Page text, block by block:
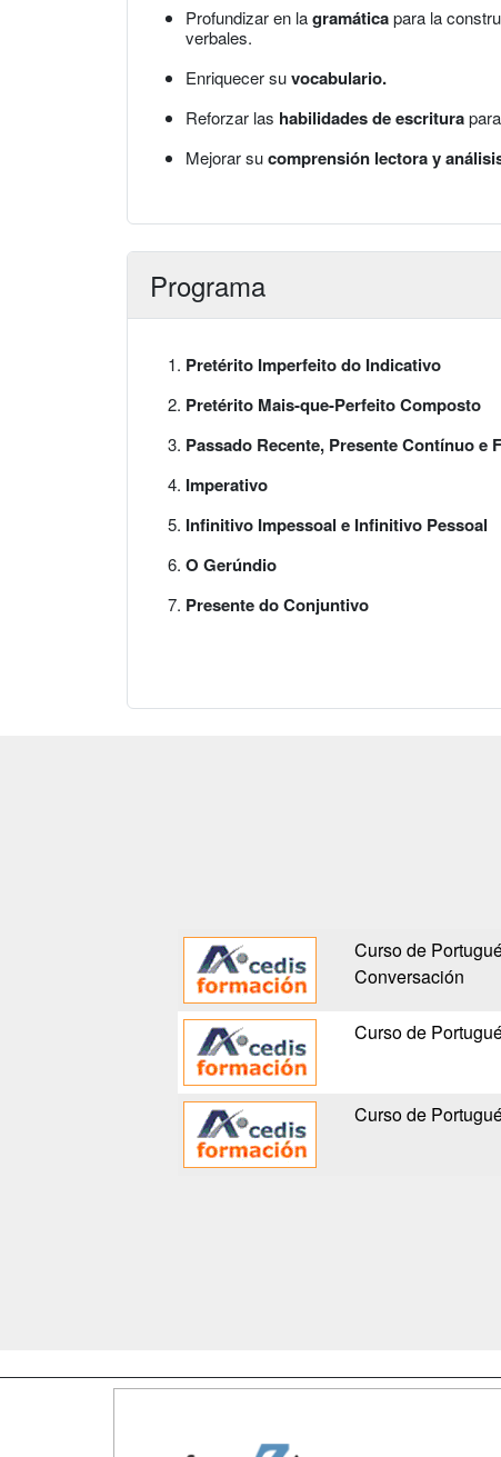
Profundizar en lagramáticapara la
verbales.
Enriquecer suvocabulario.
Reforzar las habilidades de escritura
Mejorar sucomprensión lectora y
Programa
Pretérito Imperfeito do Indicativo
Pretérito Mais-que-Perfeito Composto
Passado Recente, Presente Contínuo e
Imperativo
Infinitivo Impessoal e Infinitivo Pessoal
O Gerúndio
Presente do Conjuntivo
Curso de
Conversación
Curso de
Curso de